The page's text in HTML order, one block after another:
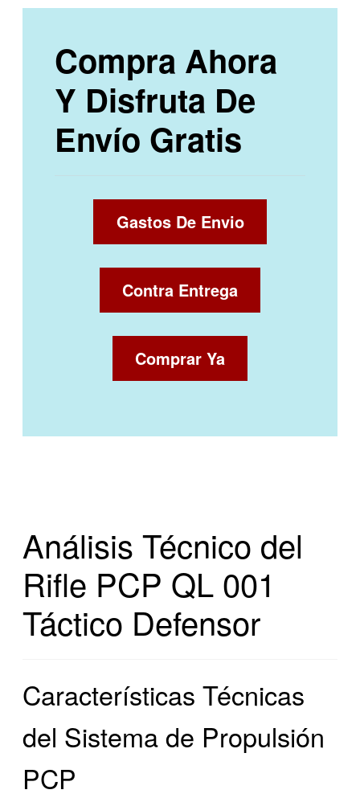
Compra Ahora
Y Disfruta De
Envío Gratis
Gastos De Envio
Contra Entrega
Comprar Ya
Análisis Técnico del
Rifle PCP QL 001
Táctico Defensor
Características Técnicas
del Sistema de Propulsión
PCP